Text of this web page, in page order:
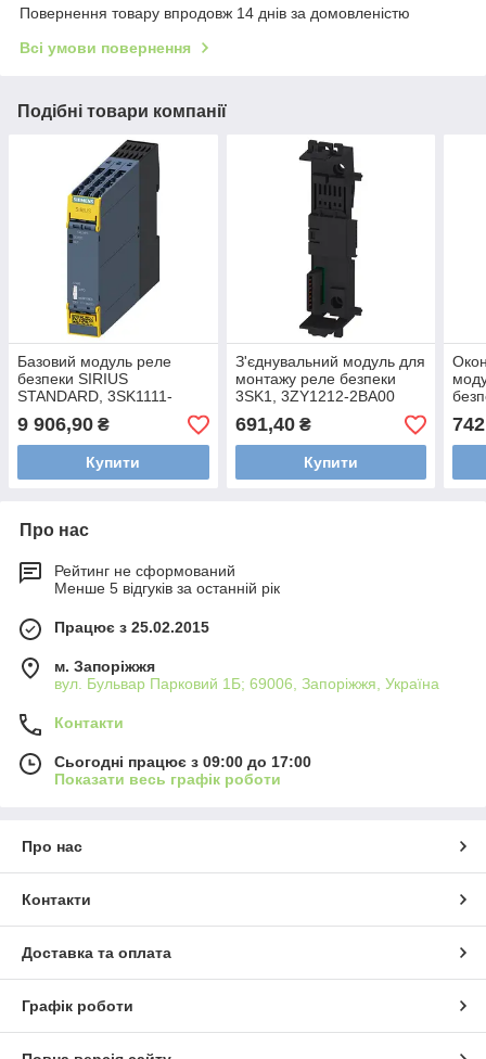
Повернення товару впродовж 14 днів за домовленістю
Всі умови повернення
Подібні товари компанії
Базовий модуль реле
безпеки SIRIUS
STANDARD, 3SK1111-
1AW20
9 906,90 ₴
Купити
З'єднувальний модуль для
монтажу реле безпеки
3SK1, 3ZY1212-2BA00
691,40₴
Купити
Про нас
Рейтинг не сформований
Менше 5 відгуків за останній рік
Працює з 25.02.2015
м. Запоріжжя
вул. Бульвар Парковий 1Б; 69006, Запоріжжя, Україна
Контакти
Сьогодні працює з 09:00 до 17:00
Показати весь графік роботи
Про нас
Контакти
Доставка та оплата
Графік роботи